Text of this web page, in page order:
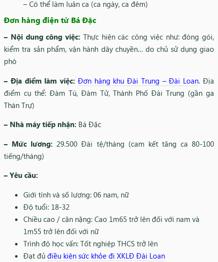
– Có thể làm luân ca (ca ngày, ca đêm)
Đơn hàng điện tử Bá Đặc
– Nội dung công việc: Thực hiện các công việc như: đóng gói,
kiểm tra sản phẩm, vận hành dây chuyền… do chủ sử dụng giao
phó
– Địa điểm làm việc: Đơn hàng khu Đài Trung – Đài Loan. Địa
điểm cụ thể: Đàm Tú, Đàm Tử, Thành Phố Đài Trung (gần ga
Thán Trự)
– Nhà máy tiếp nhận: Bá Đặc
– Mức lương: 29.500 Đài tệ/tháng (cam kết tăng ca 80-100
tiếng/tháng)
– Yêu cầu:
Giới tính và số lượng: 06 nam, nữ
Độ tuổi: 18-32
Chiều cao / cân nặng: Cao 1m65 trở lên đối với nam và
1m55 trở lên đối với nữ
Trình độ học vấn: Tốt nghiệp THCS trở lên
Đạt đủ điều kiện sức khỏe đi XKLĐ Đài Loan